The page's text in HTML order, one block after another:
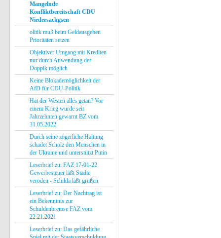
Mangelnde
Konfliktbereitschaft CDU
Niedersachgsen
olitik muß beim Geldausgeben
Prioritäten setzen
Objektiver Umgang mit Krediten
nur durch Anwendung der
Doppik möglich
Keine Blokademöglichkeit der
AfD für CDU-Politik
Hat der Westen alles getan? Vor
einem Krieg wurde seit
Jahrzehnten gewarnt BZ vom
31.05.2022
Durch seine zögerliche Haltung
schadet Scholz den Menschen in
der Ukraine und unterstützt Putin
Leserbrief zu: FAZ 17-01-22
Gewerbesteuer läßt Städte
veröden - Schilda läßt grüßen
Leserbrief zu: Der Nachtrag ist
ein Bekenntnis zur
Schuldenbremse FAZ vom
22.21.2021
Leserbrief zu: Das gefährliche